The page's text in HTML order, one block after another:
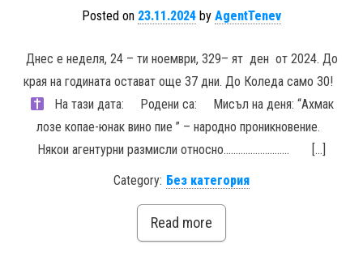
Posted on 23.11.2024 by AgentTenev
Днес е неделя, 24 – ти ноември, 329– ят ден от 2024. До
края на годината остават още 37 дни. До Коледа само 30!
На тази дата: Родени са: Мисъл на деня: “Ахмак
лозе копае-юнак вино пие ” – народно проникновение.
Някои агентурни размисли относно.…………………….. […]
Category: Без категория
Read more